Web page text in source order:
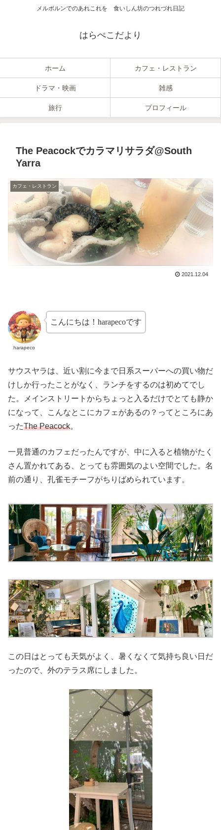
メルボルンでのあれこれを 食いしん坊のつれづれ日記
はらぺこだより
ホーム カフェ・レストラン
ドラマ・映画 雑感
旅行 プロフィール
The Peacockでカラマリサラダ@South
Yarra
カフェ・レストラン
2021.12.04
harapeco
こんにちは！harapecoです
サウスヤラは、近い割に今まで日系スーパーへの買い物だ
けしか行ったことがなく、ランチをするのは初めてでし
た。メインストリートからちょっと入るだけでとても静か
になって、こんなとこにカフェがあるの？ってところにあ
ったThe Peacock。
一見普通のカフェだったんですが、中に入ると植物がたく
さん置かれてある、とっても雰囲気のよい空間でした。名
前の通り、孔雀モチーフがちりばめられています。
この日はとっても天気がよく、暑くなくて気持ち良い日だ
ったので、外のテラス席にしました。